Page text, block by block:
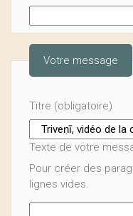
Votre message
Titre (obligatoire)
Texte de votre
Pour créer des
lignes vides.